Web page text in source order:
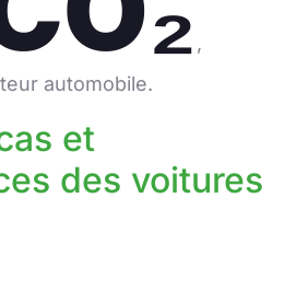
,
automobile.
et
des voitures